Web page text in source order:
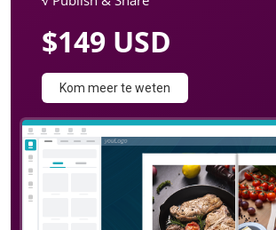
$149 USD
Kom meer te weten